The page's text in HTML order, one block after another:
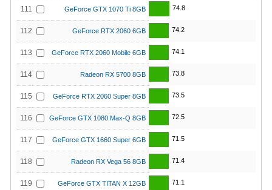
111 GeForce GTX 1070 Ti 8GB 74.8
112 GeForce RTX 2060 6GB 74.2
113 GeForce RTX 2060 Mobile 6GB 74.1
114 Radeon RX 5700 8GB 73.8
115 GeForce RTX 2060 Super 8GB 73.5
116 GeForce GTX 1080 Max-Q 8GB 72.5
117 GeForce GTX 1660 Super 6GB 71.5
118 Radeon RX Vega 56 8GB 71.4
119 GeForce GTX TITAN X 12GB 71.1